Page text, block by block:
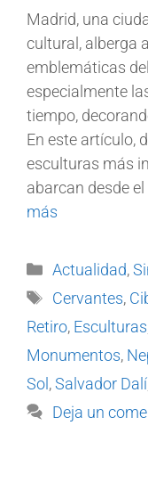
Madrid, una
cultural, alberga
emblemáticas
especialmente
tiempo,
En este artículo,
esculturas más
abarcan desde
más
Actualidad,
Cervantes,
Retiro, Esculturas
Monumentos,
Sol ,Salvador Dalí
Deja un